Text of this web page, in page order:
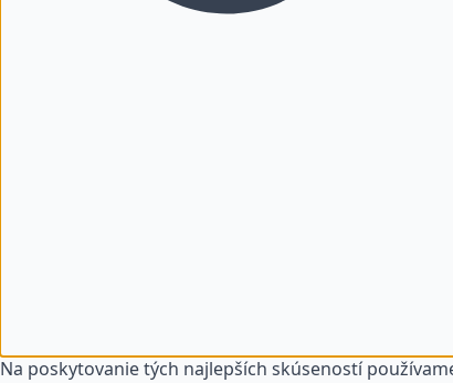
Na poskytovanie tých najlepších skúseností